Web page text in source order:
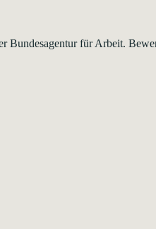
Bundesagentur für Arbeit.